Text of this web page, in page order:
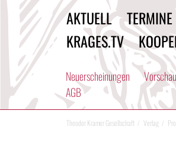
AKTUELL TERMINE
KRAGES.TV
Neuerscheinungen Vorschau
AGB
Theodor Kramer Gesellschaft Verlag